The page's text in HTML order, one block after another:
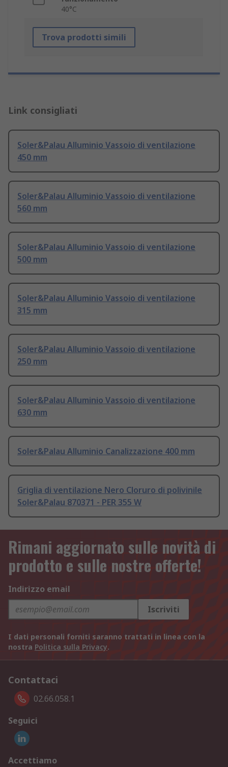
40°C
Trova prodotti simili
Link consigliati
Soler&Palau Alluminio Vassoio di ventilazione
450 mm
Soler&Palau Alluminio Vassoio di ventilazione
560 mm
Soler&Palau Alluminio Vassoio di ventilazione
500 mm
Soler&Palau Alluminio Vassoio di ventilazione
315 mm
Soler&Palau Alluminio Vassoio di ventilazione
250 mm
Soler&Palau Alluminio Vassoio di ventilazione
630 mm
Soler&Palau Alluminio Canalizzazione 400 mm
Griglia di ventilazione Nero Cloruro di polivinile
Soler&Palau 870371 - PER 355 W
Rimani aggiornato sulle novità di
prodotto e sulle nostre offerte!
Indirizzo email
Iscriviti
I dati personali forniti saranno trattati in linea con la
nostra Politica sulla Privacy.
Contattaci
02.66.058.1
Seguici
Accettiamo